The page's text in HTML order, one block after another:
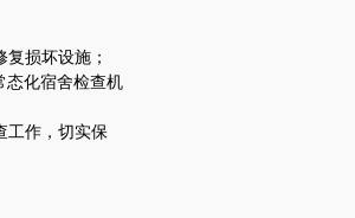
损坏设施；
态化宿舍检查机
工作，切实保